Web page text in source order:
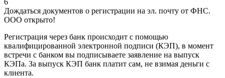
6
Дождаться документов о регистрации на эл. почту от ФНС.
ООО открыто!
Регистрация через банк происходит с помощью
квалифицированной электронной подписи (КЭП), в момент
встречи с банком вы подписываете заявление на выпуск
КЭПа. За выпуск КЭП банк платит сам, не взимая деньги с
клиента.